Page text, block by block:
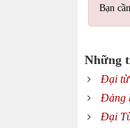
Bạn
Những
Đại
Đảng
Đại